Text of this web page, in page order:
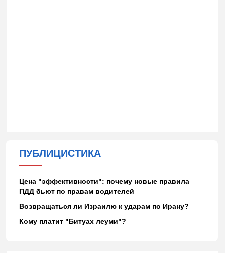
ПУБЛИЦИСТИКА
Цена "эффективности": почему новые правила
ПДД бьют по правам водителей
Возвращаться ли Израилю к ударам по Ирану?
Кому платит "Битуах леуми"?